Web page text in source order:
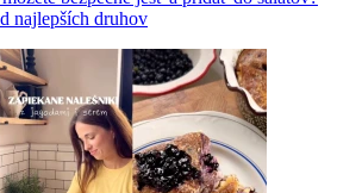
najlepších druhov